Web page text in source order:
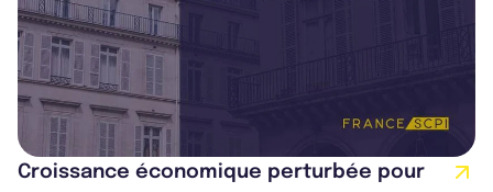
Croissance économique perturbée pour